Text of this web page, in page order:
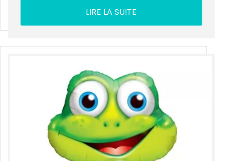
LIRE LA SUITE